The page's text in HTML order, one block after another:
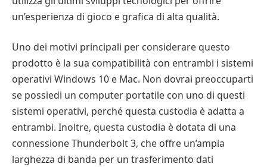
un’esperienza di gioco e grafica di alta qualità.
Uno dei motivi principali per considerare questo
prodotto è la sua compatibilità con entrambi i sistemi
operativi Windows 10 e Mac. Non dovrai preoccuparti
se possiedi un computer portatile con uno di questi
sistemi operativi, perché questa custodia è adatta a
entrambi. Inoltre, questa custodia è dotata di una
connessione Thunderbolt 3, che offre un’ampia
larghezza di banda per un trasferimento dati